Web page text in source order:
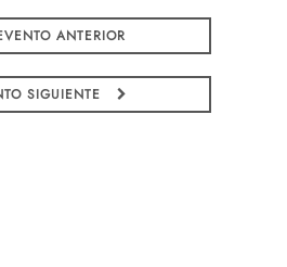
ANTERIOR
SIGUIENTE